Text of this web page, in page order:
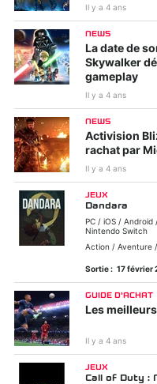
Il y a 4 ans
NEWS
La date de
Skywalker
gameplay
Il y a 4 ans
NEWS
Activision
rachat par
Il y a 4 ans
JEUX
Dandara
PC / iOS / Android
Nintendo Switch
Action / Aventure
Sortie : 17 février
GUIDE D'ACHAT
Les
Il y a 4 ans
JEUX
Call of Duty :